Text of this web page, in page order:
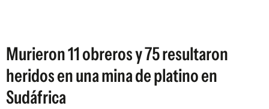
Murieron 11 obreros y 75 resultaron
heridos en una mina de platino en
Sudáfrica